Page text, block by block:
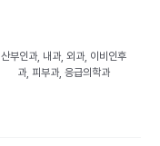
산부인과, 내과, 외과, 이비인후
과, 피부과, 응급의학과